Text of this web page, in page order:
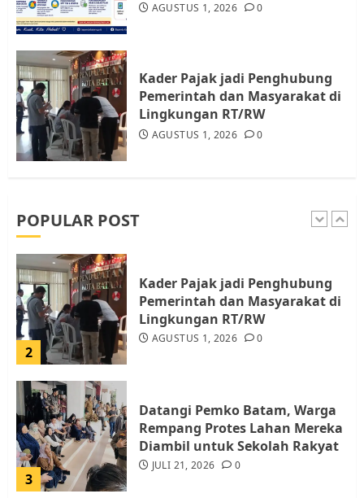
AGUSTUS 1, 2026 0
Kader Pajak jadi Penghubung
Pemerintah dan Masyarakat di
Lingkungan RT/RW
AGUSTUS 1, 2026 0
POPULAR POST
5
JULI 15, 2026 0
1
2
Kader Pajak jadi Penghubung
Pemerintah dan Masyarakat di
Lingkungan RT/RW
AGUSTUS 1, 2026 0
3
Datangi Pemko Batam, Warga
Rempang Protes Lahan Mereka
Diambil untuk Sekolah Rakyat
JULI 21, 2026 0